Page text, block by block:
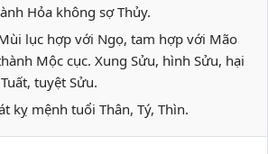
Hỏa không sợ Thủy.
lục hợp với Ngọ, tam hợp với Mão
Mộc cục. Xung Sửu, hình Sửu, hại
tuyệt Sửu.
kỵ mệnh tuổi Thân, Tý, Thìn.